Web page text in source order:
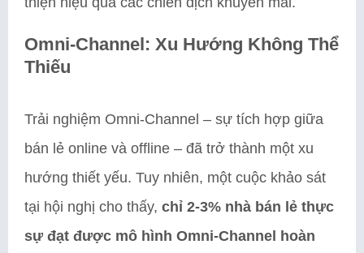
Omni-Channel: Xu Hướng Không Thể
Thiếu
Trải nghiệm Omni-Channel – sự tích hợp giữa
bán lẻ online và offline – đã trở thành một xu
hướng thiết yếu. Tuy nhiên, một cuộc khảo sát
tại hội nghị cho thấy, chỉ 2-3% nhà bán lẻ thực
sự đạt được mô hình Omni-Channel hoàn